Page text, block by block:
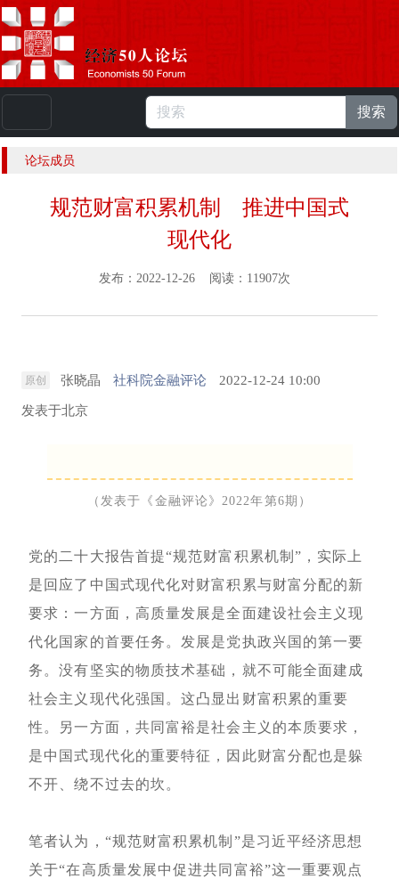
人 |English
搜索
论坛成员
规范财富积累机制 推进中国式
现代化
发布：2022-12-26 阅读：11907次
原创 张晓晶 社科院金融评论 2022-12-24 10:00
发表于北京
（发表于《金融评论》2022年第6期）
党的二十大报告首提“规范财富积累机制”，实际上
是回应了中国式现代化对财富积累与财富分配的新
要求：一方面，高质量发展是全面建设社会主义现
代化国家的首要任务。发展是党执政兴国的第一要
务。没有坚实的物质技术基础，就不可能全面建成
社会主义现代化强国。这凸显出财富积累的重要
性。另一方面，共同富裕是社会主义的本质要求，
是中国式现代化的重要特征，因此财富分配也是躲
不开、绕不过去的坎。
笔者认为，“规范财富积累机制”是习近平经济思想
关于“在高质量发展中促进共同富裕”这一重要观点